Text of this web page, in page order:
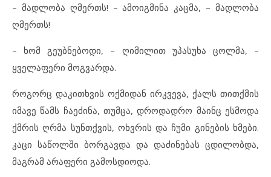
– მადლობა ღმერთს! – ამოიგმინა კაცმა, – მადლობა
ღმერთს!
– ხომ გეუბნებოდი, – ღიმილით უპასუხა ცოლმა, –
ყველაფერი მოგვარდა.
როგორც დაკითხვის ოქმიდან ირკვევა, ქალს თითქმის
იმავე წამს ჩაეძინა, თუმცა, დროდადრო მაინც ესმოდა
ქმრის ღრმა სუნთქვის, ოხვრის და ჩუმი გინების ხმები.
კაცი საწოლში ბორგავდა და დაძინებას ცდილობდა,
მაგრამ არაფერი გამოსდიოდა.